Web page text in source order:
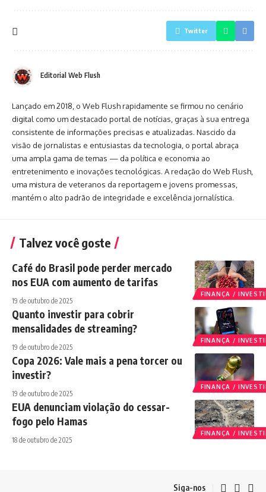
Twitter
Editorial Web Flush
Lançado em 2018, o Web Flush rapidamente se firmou no cenário
digital como um destacado portal de notícias, graças à sua entrega
consistente de informações precisas e atualizadas. Nascido da
visão de jornalistas e entusiastas da tecnologia, o portal abraça
uma ampla gama de temas — da política e economia ao
entretenimento e inovações tecnológicas. A redação do Web Flush,
uma mistura de veteranos da reportagem e jovens promessas,
mantém o alto padrão de integridade e excelência jornalística.
Talvez você goste
FINANÇA /
Café do Brasil pode perder mercado
nos EUA com aumento de tarifas
19 de outubro de 2025
FINANÇA /
Quanto investir para cobrir
mensalidades de streaming?
19 de outubro de 2025
FINANÇA /
Copa 2026: Vale mais a pena torcer ou
investir?
19 de outubro de 2025
FINANÇA /
EUA denunciam violação do cessar-
fogo pelo Hamas
18 de outubro de 2025
Siga-nos